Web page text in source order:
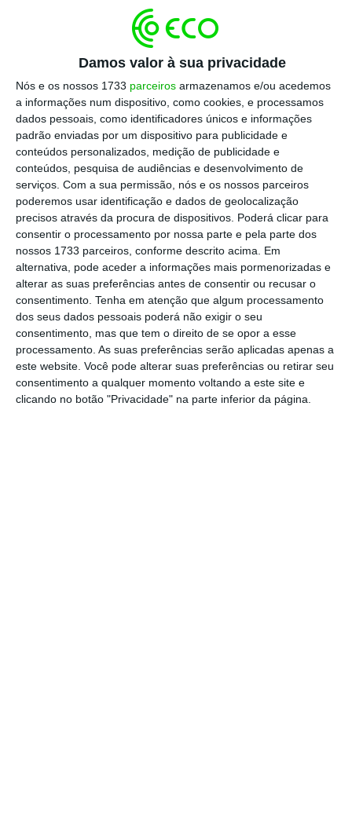
Damos valor à sua privacidade
Nós e os nossos 1733 parceiros armazenamos e/ou acedemos
a informações num dispositivo, como cookies, e processamos
dados pessoais, como identificadores únicos e informações
padrão enviadas por um dispositivo para publicidade e
conteúdos personalizados, medição de publicidade e
conteúdos, pesquisa de audiências e desenvolvimento de
serviços. Com a sua permissão, nós e os nossos parceiros
poderemos usar identificação e dados de geolocalização
precisos através da procura de dispositivos. Poderá clicar para
consentir o processamento por nossa parte e pela parte dos
nossos 1733 parceiros, conforme descrito acima. Em
alternativa, pode aceder a informações mais pormenorizadas e
alterar as suas preferências antes de consentir ou recusar o
consentimento. Tenha em atenção que algum processamento
dos seus dados pessoais poderá não exigir o seu
consentimento, mas que tem o direito de se opor a esse
processamento. As suas preferências serão aplicadas apenas a
este website. Você pode alterar suas preferências ou retirar seu
consentimento a qualquer momento voltando a este site e
clicando no botão "Privacidade" na parte inferior da página.
Luís Filipe Vieira foram compradas pelo fundo
Lenore Sports Partners, informou a sociedade
desportiva ‘encarnada’, que identificou o
acionista agora detentor de 5,24% do capital.
“É com enorme orgulho que a Lenore Sports
Partners (LSP) anuncia que se tornou
acionista qualificada da Sport Lisboa e
Benfica – Futebol, SAD, após adquirir
recentemente um conjunto de ações
representativas de uma percentagem
superior a 5% do capital social e direitos de
voto da Benfica SAD”, lê-se no comunicado do
fundo norte-americano.
Americanos já controlam mais de 5% da SAD do
Benfica
Ler Mais